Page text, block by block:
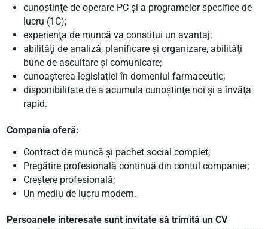
cunoştinţe de operare PC şi a programelor specifice de
lucru (1C);
experienţa de muncă va constitui un avantaj;
abilităţi de analiză, planificare şi organizare, abilităţi
bune de ascultare şi comunicare;
cunoaşterea legislaţiei în domeniul farmaceutic;
disponibilitate de a acumula cunoştinţe noi şi a învăţa
rapid.
Compania oferă:
Contract de muncă şi pachet social complet;
Pregătire profesională continuă din contul companiei;
Creştere profesională;
Un mediu de lucru modern.
Persoanele interesate sunt invitate să trimită un CV